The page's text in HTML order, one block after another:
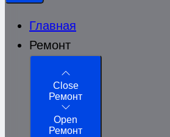
Главная
Ремонт
Close
Ремонт
Open
Ремонт